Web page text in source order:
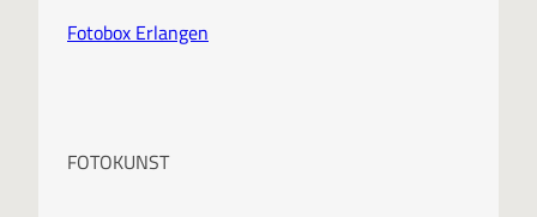
Fotobox Erlangen
FOTOKUNST